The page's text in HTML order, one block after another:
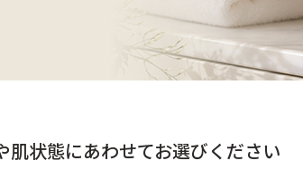
肌状態にあわせてお選びください